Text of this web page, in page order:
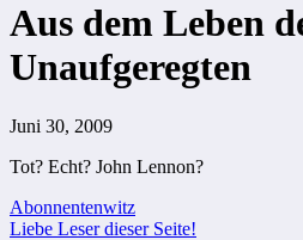
Aus dem Leben
Unaufgeregten
Juni 30, 2009
Tot? Echt? John Lennon?
Beitragsnavigation
Abonnentenwitz
Liebe Leser dieser Seite!